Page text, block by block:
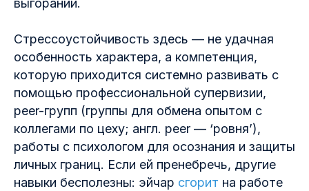
выгорании.
Стрессоустойчивость здесь — не удачная
особенность характера, а компетенция,
которую приходится системно развивать с
помощью профессиональной супервизии,
peer-групп (группы для обмена опытом с
коллегами по цеху; англ. peer — ‘ровня’),
работы с психологом для осознания и защиты
личных границ. Если ей пренебречь, другие
навыки бесполезны: эйчар сгорит на работе